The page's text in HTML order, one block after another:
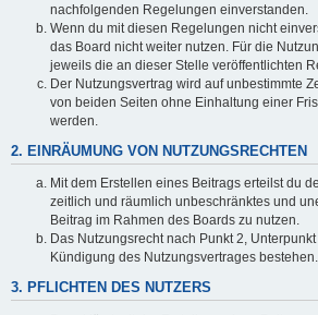
nachfolgenden Regelungen einverstanden.
Wenn du mit diesen Regelungen nicht
das Board nicht weiter nutzen. Für die
jeweils die an dieser Stelle veröffentlichten
Der Nutzungsvertrag wird auf unbestimmte
von beiden Seiten ohne Einhaltung einer
werden.
2. EINRÄUMUNG VON NUTZUNGSRECHTEN
Mit dem Erstellen eines Beitrags erteilst du
zeitlich und räumlich unbeschränktes und
Beitrag im Rahmen des Boards zu nutzen.
Das Nutzungsrecht nach Punkt 2,
Kündigung des Nutzungsvertrages bestehen.
3. PFLICHTEN DES NUTZERS